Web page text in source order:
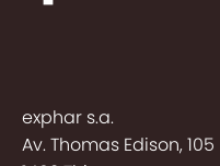
exphar s.a.
Av. Thomas Edison, 105